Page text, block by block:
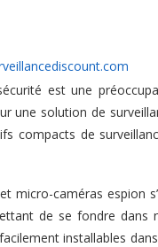
est une
une solution de
compacts de
micro-caméras espion
de se fondre dans
installables